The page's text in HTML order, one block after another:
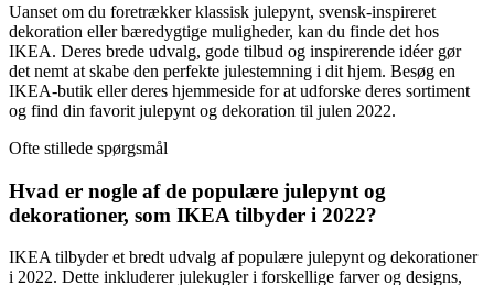
Uanset om du foretrækker klassisk julepynt, svensk-inspireret
dekoration eller bæredygtige muligheder, kan du finde det hos
IKEA. Deres brede udvalg, gode tilbud og inspirerende idéer gør
det nemt at skabe den perfekte julestemning i dit hjem. Besøg en
IKEA-butik eller deres hjemmeside for at udforske deres sortiment
og find din favorit julepynt og dekoration til julen 2022.
Ofte stillede spørgsmål
Hvad er nogle af de populære julepynt og
dekorationer, som IKEA tilbyder i 2022?
IKEA tilbyder et bredt udvalg af populære julepynt og dekorationer
i 2022. Dette inkluderer julekugler i forskellige farver og designs,